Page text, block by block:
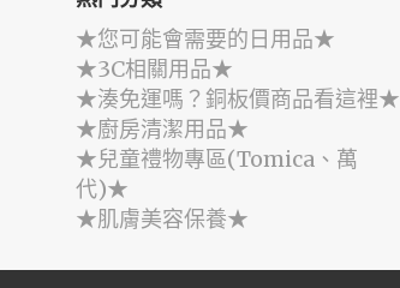
★您可能會需要的日用品★
★3C相關用品★
★湊免運嗎？銅板價商品看這裡★
★廚房清潔用品★
★兒童禮物專區(Tomica、萬
代)★
★肌膚美容保養★